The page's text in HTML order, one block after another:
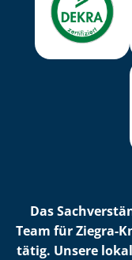
Das
Team für Ziegra-
tätig. Unsere